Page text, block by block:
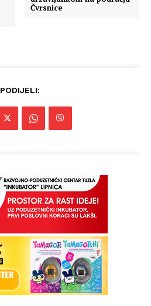
Čvrsnice
PODIJELI: